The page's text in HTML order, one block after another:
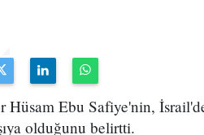
Ebu Safiye'nin,
olduğunu belirtti.